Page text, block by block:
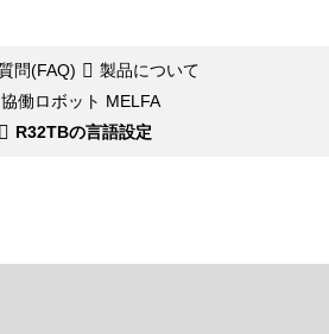
問(FAQ)
製品について
働ロボット MELFA
R32TBの言語設定